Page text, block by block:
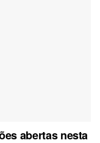
abertas nesta